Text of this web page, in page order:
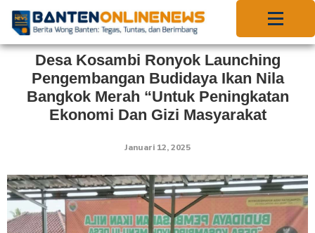
Desa Kosambi Ronyok Launching
Pengembangan Budidaya Ikan Nila
Bangkok Merah “Untuk Peningkatan
Ekonomi Dan Gizi Masyarakat
Januari 12, 2025